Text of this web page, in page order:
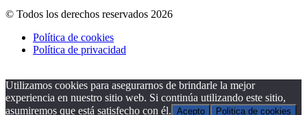
© Todos los derechos reservados 2026
Política de cookies
Política de privacidad
Utilizamos cookies para asegurarnos de brindarle la mejor
experiencia en nuestro sitio web. Si continúa utilizando este sitio,
asumiremos que está satisfecho con él. Acepto Politica de cookies